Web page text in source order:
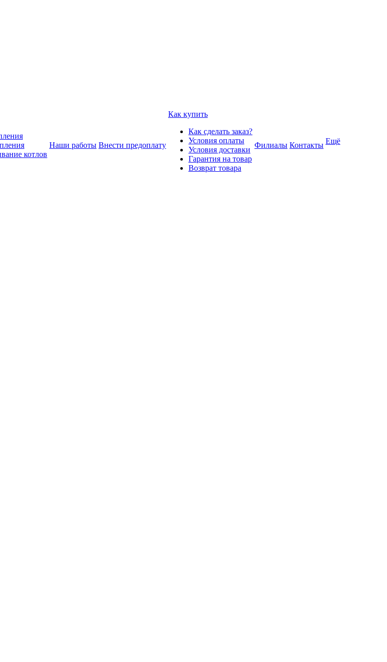
котлов
Наши работы Внести предоплату
Как купить
Как сделать заказ?
Условия оплаты
Условия доставки
Гарантия на товар
Возврат товара
Филиалы Контакты Ещё